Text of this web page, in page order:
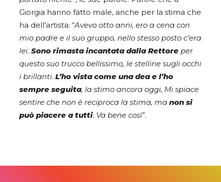
Giorgia hanno fatto male, anche per la stima che
ha dell’artista: “Avevo otto anni, ero a cena con
mio padre e il suo gruppo, nello stesso posto c’era
lei. Sono rimasta incantata dalla Rettore per
questo suo trucco bellissimo, le stelline sugli occhi
i brillanti. L’ho vista come una dea e l’ho
sempre seguita, la stimo ancora oggi, Mi spiace
sentire che non è reciproca la stima, ma non si
può piacere a tutti. Va bene così”.